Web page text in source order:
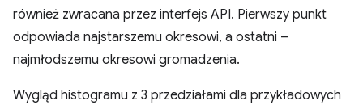
również zwracana przez interfejs API. Pierwszy punkt
odpowiada najstarszemu okresowi, a ostatni –
najmłodszemu okresowi gromadzenia.
Wygląd histogramu z 3 przedziałami dla przykładowych